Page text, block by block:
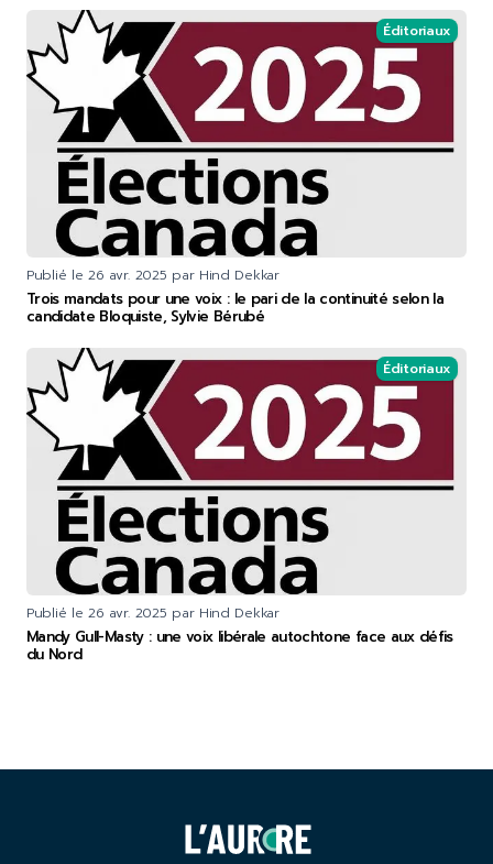
Éditoriaux
Publié le 26 avr. 2025 par Hind Dekkar
Trois mandats pour une voix : le pari de la continuité selon la
candidate Bloquiste, Sylvie Bérubé
Éditoriaux
Publié le 26 avr. 2025 par Hind Dekkar
Mandy Gull-Masty : une voix libérale autochtone face aux défis
du Nord